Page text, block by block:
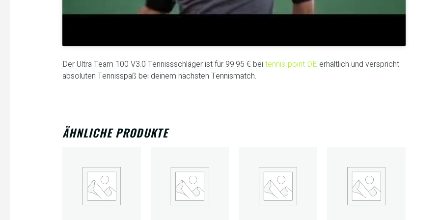
Der Ultra Team 100 V3.0 Tennissschläger ist für 99.95 € bei tennis-point DE erhältlich und verspricht
absoluten Tennisspaß bei deinem nächsten Tennismatch.
ÄHNLICHE PRODUKTE